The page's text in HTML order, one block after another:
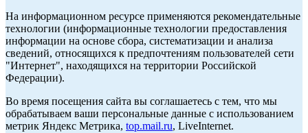
На информационном ресурсе применяются рекомендательные
технологии (информационные технологии предоставления
информации на основе сбора, систематизации и анализа
сведений, относящихся к предпочтениям пользователей сети
"Интернет", находящихся на территории Российской
Федерации).
Во время посещения сайта вы соглашаетесь с тем, что мы
обрабатываем ваши персональные данные с использованием
метрик Яндекс Метрика, top.mail.ru, LiveInternet.